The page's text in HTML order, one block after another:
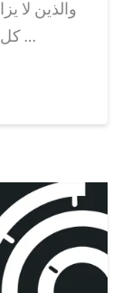
والذين لا
كل شيء على ما يرام في البنية التحتية …